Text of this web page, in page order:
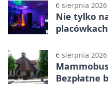
6 sierpnia 2026
Nie tylko
6 sierpnia 2026
Bezpłatne